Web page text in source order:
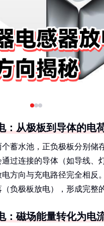
：从极板到导体的电
蓄水池，正负极板分别
过连接的导体（如导线、
电方向与充电路径完全相
负极板放电），形成完整
：磁场能量转化为电